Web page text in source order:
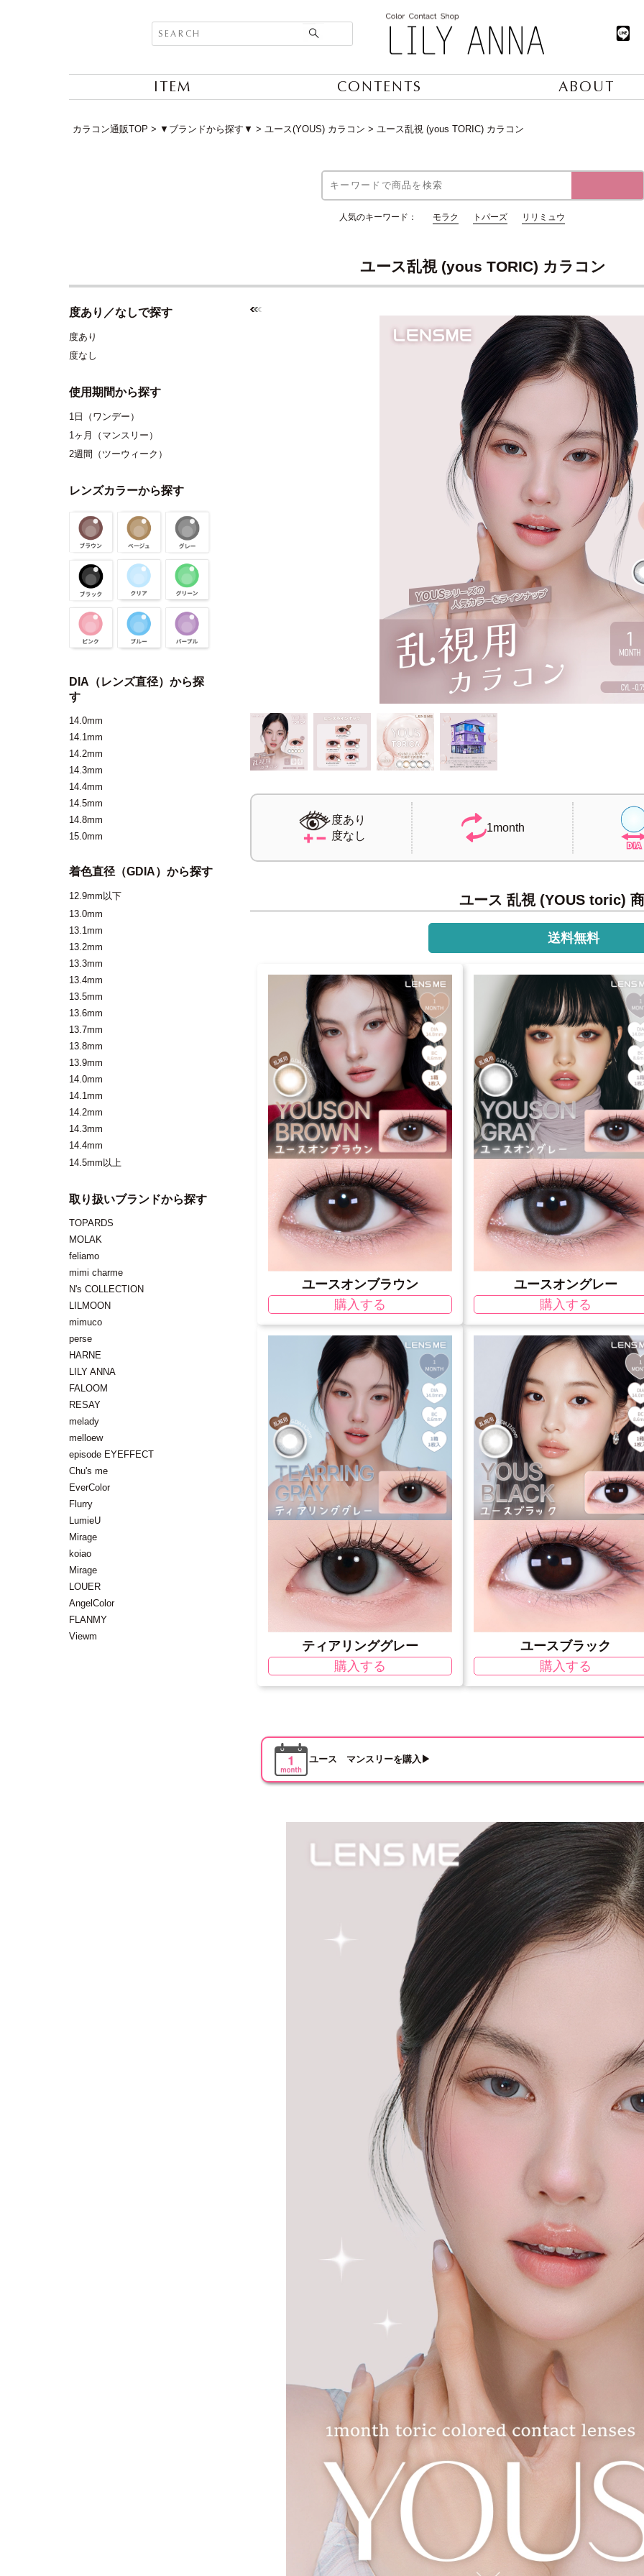
ITEM CONTENTS ABOUT
カラコン通販TOP ▼ブランドから探す▼ ユース(YOUS) カラコン ユース乱視 (yous TORIC) カラコン
人気のキーワード： モラク トパーズ リリミュウ
ユース乱視 (yous TORIC) カラコン
度あり／なしで探す
度あり
度なし
使用期間から探す
1日（ワンデー）
1ヶ月（マンスリー）
2週間（ツーウィーク）
レンズカラーから探す
DIA（レンズ直径）から探
す
14.0mm
14.1mm
14.2mm
14.3mm
14.4mm
14.5mm
14.8mm
15.0mm
着色直径（GDIA）から探す
12.9mm以下
13.0mm
13.1mm
13.2mm
13.3mm
13.4mm
13.5mm
13.6mm
13.7mm
13.8mm
13.9mm
14.0mm
14.1mm
14.2mm
14.3mm
14.4mm
14.5mm以上
取り扱いブランドから探す
TOPARDS
MOLAK
feliamo
mimi charme
N's COLLECTION
LILMOON
mimuco
perse
HARNE
LILY ANNA
FALOOM
RESAY
melady
melloew
episode EYEFFECT
Chu's me
EverColor
Flurry
LumieU
Mirage
koiao
Mirage
LOUER
AngelColor
FLANMY
Viewm
度あり
度なし
1month
ユース 乱視 (YOUS toric)
送料無料
ユースオンブラウン
購入する
ユースオングレー
購入する
ティアリンググレー
購入する
ユースブラック
購入する
ユース マンスリーを購入▶